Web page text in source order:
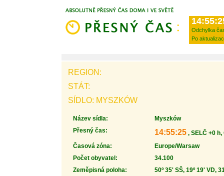
Odchylka
Po
REGION:
STÁT:
SÍDLO: MYSZKÓW
Název sídla:
Myszków
Přesný čas:
14:55:25 , SELČ +0 h,
Časová zóna:
Europe/Warsaw
Počet obyvatel:
34.100
Zeměpisná poloha:
50º 35' SŠ, 19º 19' VD,